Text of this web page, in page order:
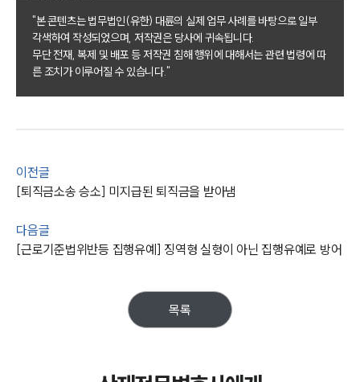
그룹소개
그룹소개
AI대륜
사례분석/최신동향
법률정보
법률지식인
고객후기
"본 콘텐츠는 법무법인(유한) 대륜의 실제 업무 사례를 바탕으로 일부
각색하여 작성되었으며, 저작권은 당사에 귀속됩니다.
무단 전재, 복제 및 배포 등 저작권 침해 행위에 대해서는 관련 법령에 따
른 조치가 이루어질 수 있습니다."
이전글
[퇴직금소송 승소] 미지급된 퇴직금을 받아냄
다음글
[근로기준법위반등 집행유예] 징역형 실형이 아닌 집행유예로 방어
목록